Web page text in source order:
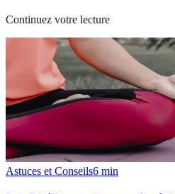
Continuez votre lecture
Astuces et Conseils6 min